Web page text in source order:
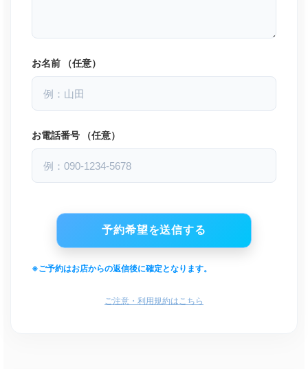
お名前 （任意）
お電話番号 （任意）
※ご予約はお店からの返信後に確定となります。
ご注意・利用規約はこちら